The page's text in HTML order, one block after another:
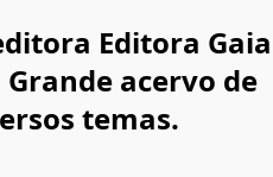
Editora Gaia
acervo de
temas.